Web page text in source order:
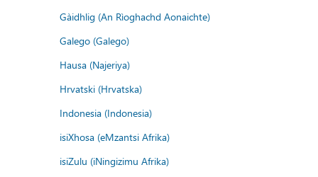
Gàidhlig (An Rìoghachd Aonaichte)
Galego (Galego)
Hausa (Najeriya)
Hrvatski (Hrvatska)
Indonesia (Indonesia)
isiXhosa (eMzantsi Afrika)
isiZulu (iNingizimu Afrika)